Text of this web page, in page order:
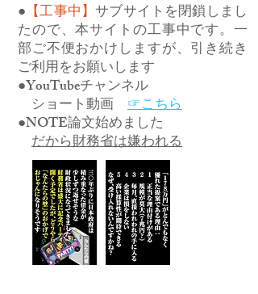
● 【工事中】サブサイトを閉鎖しまし
たので、本サイトの工事中です。一
部ご不便おかけしますが、引き続き
ご利用をお願いします
●YouTubeチャンネル
ショート動画 ☞こちら
●NOTE論文始めました
だから財務省は嫌われる